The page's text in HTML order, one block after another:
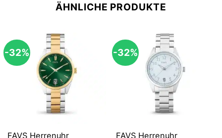
ÄHNLICHE PRODUKTE
-32%
FAVS Herrenuhr
-32%
FAVS Herrenuhr